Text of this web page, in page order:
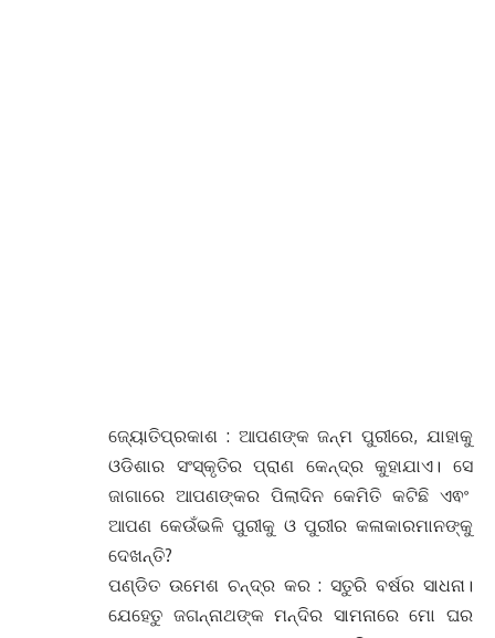
ଜ୍ୟୋତିପ୍ରକାଶ : ଆପଣଙ୍କ ଜନ୍ମ ପୁରୀରେ, ଯାହାକୁ
ଓଡିଶାର ସଂସ୍କୃତିର ପ୍ରାଣ କେନ୍ଦ୍ର କୁହାଯାଏ। ସେ
ଜାଗାରେ ଆପଣଙ୍କର ପିଲାଦିନ କେମିତି କଟିଛି ଏଵଂ
ଆପଣ କେଉଁଭଳି ପୁରୀକୁ ଓ ପୁରୀର କଳାକାରମାନଙ୍କୁ
ଦେଖନ୍ତି?
ପଣ୍ଡିତ ଉମେଶ ଚନ୍ଦ୍ର କର : ସତୁରି ବର୍ଷର ସାଧନା।
ଯେହେତୁ ଜଗନ୍ନାଥଙ୍କ ମନ୍ଦିର ସାମନାରେ ମୋ ଘର